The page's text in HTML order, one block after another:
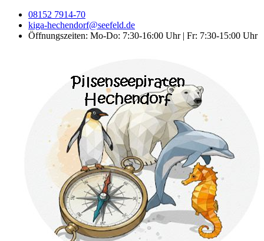
08152 7914-70
kiga-hechendorf@seefeld.de
Öffnungszeiten: Mo-Do: 7:30-16:00 Uhr | Fr: 7:30-15:00 Uhr